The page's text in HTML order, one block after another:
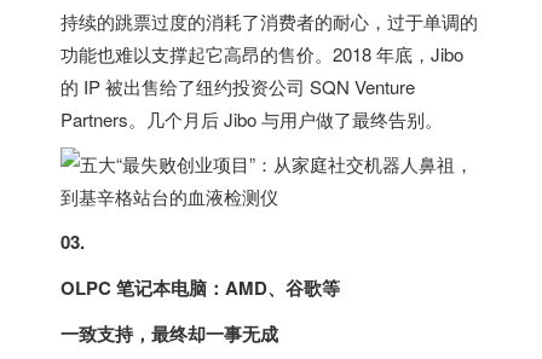
持续的跳票过度的消耗了消费者的耐心，过于单调的
功能也难以支撑起它高昂的售价。2018 年底，Jibo
的 IP 被出售给了纽约投资公司 SQN Venture
Partners。几个月后 Jibo 与用户做了最终告别。
03.
OLPC 笔记本电脑：AMD、谷歌等
一致支持，最终却一事无成